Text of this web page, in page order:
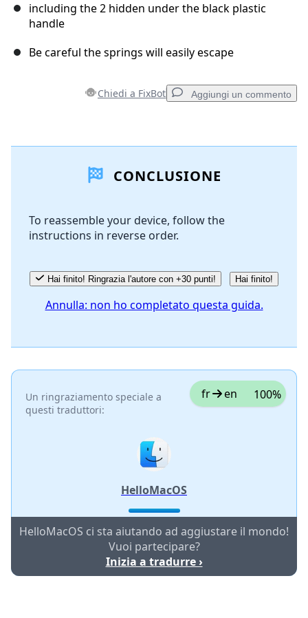
including the 2 hidden under the black plastic
handle
Be careful the springs will easily escape
Chiedi a FixBot Aggiungi un commento
Aggiungi Commento
Annulla
CONCLUSIONE
To reassemble your device, follow the
instructions in reverse order.
Hai finito! Ringrazia l'autore con +30 punti! Hai finito!
Annulla: non ho completato questa guida.
Un ringraziamento speciale a
questi traduttori:
fr en 100%
HelloMacOS
HelloMacOS ci sta aiutando ad aggiustare il mondo!
Vuoi partecipare?
Inizia a tradurre ›